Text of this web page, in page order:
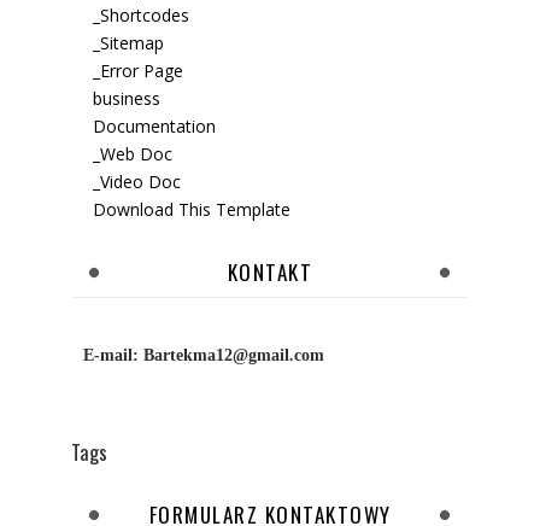
_Shortcodes
_Sitemap
_Error Page
business
Documentation
_Web Doc
_Video Doc
Download This Template
KONTAKT
E-mail: Bartekma12@gmail.com
Tags
FORMULARZ KONTAKTOWY